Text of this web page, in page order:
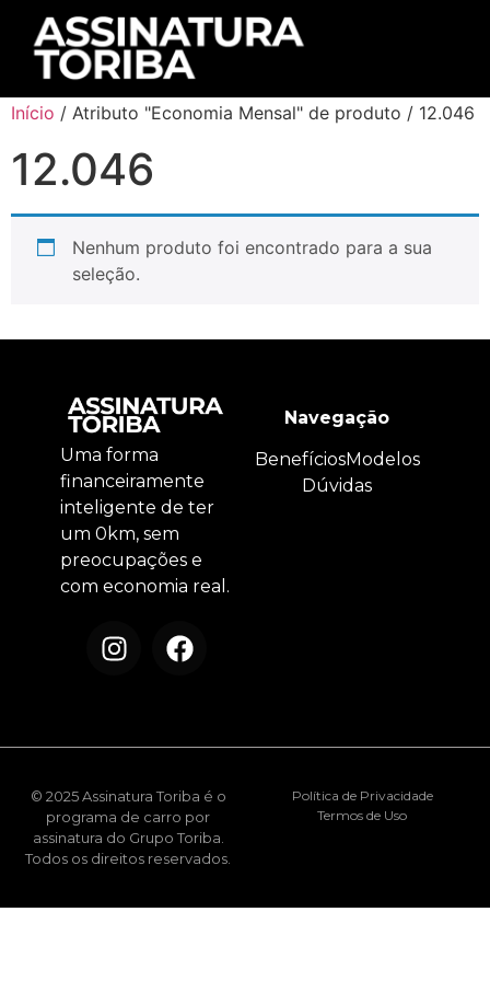
Início / Atributo "Economia Mensal" de produto / 12.046
12.046
Nenhum produto foi encontrado para a sua
seleção.
Uma forma
financeiramente
inteligente de ter
um 0km, sem
preocupações e
com economia real.
Navegação
BenefíciosModelos
Dúvidas
© 2025 Assinatura Toriba é o
programa de carro por
assinatura do Grupo Toriba.
Todos os direitos reservados.
Política de Privacidade
Termos de Uso